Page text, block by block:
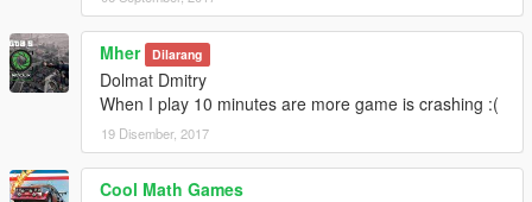
Mher Dilarang
Dolmat Dmitry
When I play 10 minutes are more game is crashing :(
19 Disember, 2017
Cool Math Games